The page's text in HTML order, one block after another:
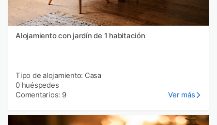
Alojamiento con jardín de 1 habitación
Tipo de alojamiento: Casa
0 huéspedes
Comentarios: 9
Ver más